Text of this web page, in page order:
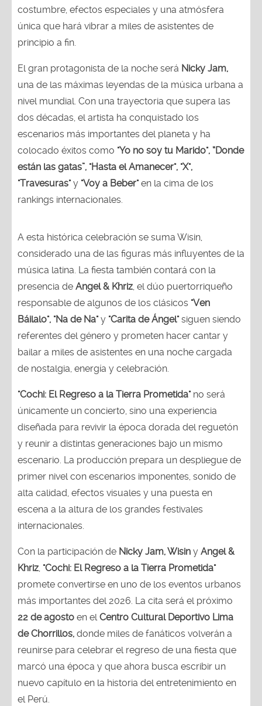
costumbre, efectos especiales y una atmósfera
única que hará vibrar a miles de asistentes de
principio a fin.
El gran protagonista de la noche será Nicky Jam,
una de las máximas leyendas de la música urbana a
nivel mundial. Con una trayectoria que supera las
dos décadas, el artista ha conquistado los
escenarios más importantes del planeta y ha
colocado éxitos como "Yo no soy tu Marido", “Donde
están las gatas”, "Hasta el Amanecer", "X",
"Travesuras"y "Voy a Beber"en la cima de los
rankings internacionales.
A esta histórica celebración se suma Wisin,
considerado una de las figuras más influyentes de la
música latina. La fiesta también contará con la
presencia de Angel & Khriz, el dúo puertorriqueño
responsable de algunos de los clásicos "Ven
Báilalo", "Na de Na"y "Carita de Ángel"siguen siendo
referentes del género y prometen hacer cantar y
bailar a miles de asistentes en una noche cargada
de nostalgia, energía y celebración.
"Cochi: El Regreso a la Tierra Prometida" no será
únicamente un concierto, sino una experiencia
diseñada para revivir la época dorada del reguetón
y reunir a distintas generaciones bajo un mismo
escenario. La producción prepara un despliegue de
primer nivel con escenarios imponentes, sonido de
alta calidad, efectos visuales y una puesta en
escena a la altura de los grandes festivales
internacionales.
Con la participación de Nicky Jam, Wisin y Angel &
Khriz, "Cochi: El Regreso a la Tierra Prometida"
promete convertirse en uno de los eventos urbanos
más importantes del 2026. La cita será el próximo
22 de agosto en elCentro Cultural Deportivo Lima
de Chorrillos, donde miles de fanáticos volverán a
reunirse para celebrar el regreso de una fiesta que
marcó una época y que ahora busca escribir un
nuevo capítulo en la historia del entretenimiento en
el Perú.